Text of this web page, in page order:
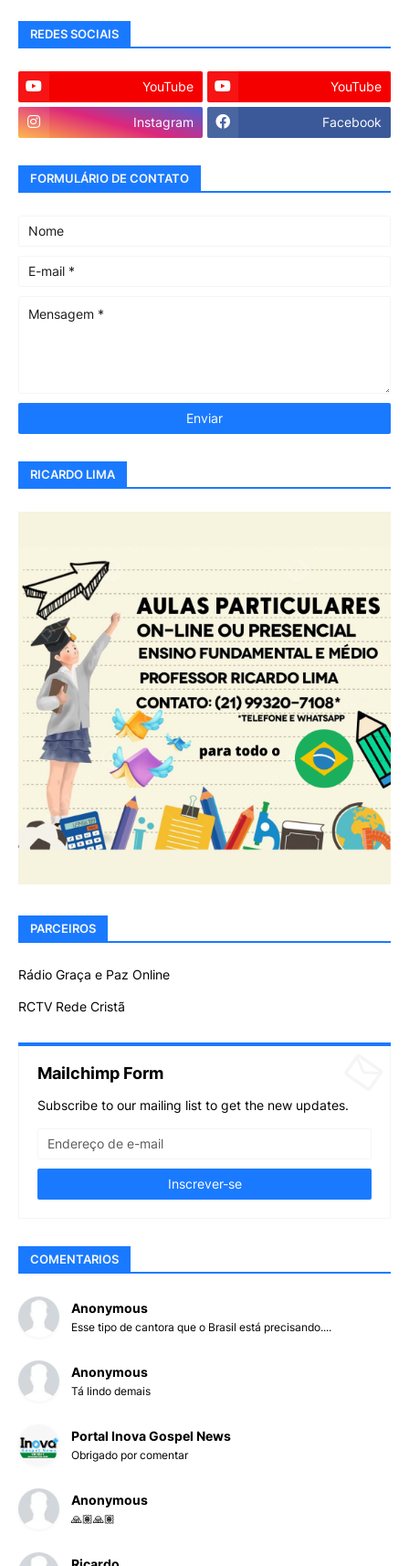
REDES SOCIAIS
YouTube YouTube
Instagram Facebook
FORMULÁRIO DE CONTATO
RICARDO LIMA
PARCEIROS
Rádio Graça e Paz Online
RCTV Rede Cristã
Mailchimp Form
Subscribe to our mailing list to get the new updates.
COMENTARIOS
Anonymous
Esse tipo de cantora que o Brasil está precisando....
Anonymous
Tá lindo demais
Portal Inova Gospel News
Obrigado por comentar
Anonymous
🙏🏽🙏🏽